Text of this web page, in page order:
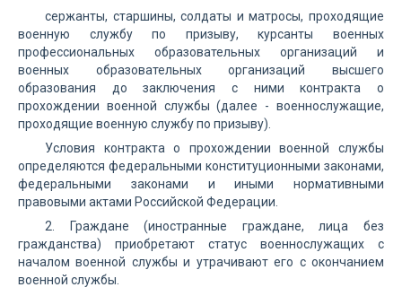
сержанты, старшины, солдаты и матросы, проходящие
военную службу по призыву, курсанты военных
профессиональных образовательных организаций и
военных образовательных организаций высшего
образования до заключения с ними контракта о
прохождении военной службы (далее - военнослужащие,
проходящие военную службу по призыву).
Условия контракта о прохождении военной службы
определяются федеральными конституционными законами,
федеральными законами и иными нормативными
правовыми актами Российской Федерации.
2. Граждане (иностранные граждане, лица без
гражданства) приобретают статус военнослужащих с
началом военной службы и утрачивают его с окончанием
военной службы.